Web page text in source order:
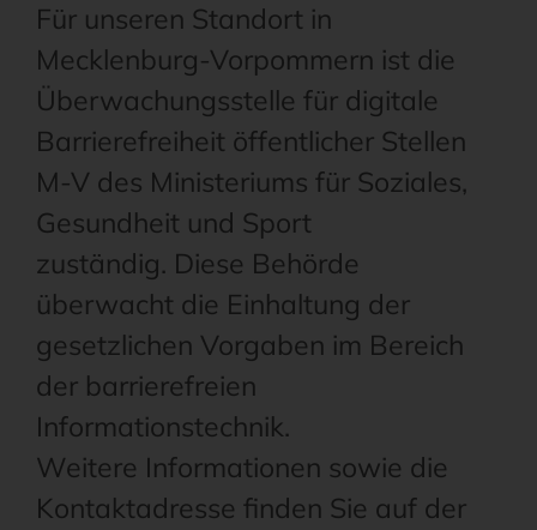
Für unseren Standort in
Mecklenburg-Vorpommern ist die
Überwachungsstelle für digitale
Barrierefreiheit öffentlicher Stellen
M-V des Ministeriums für Soziales,
Gesundheit und Sport
zuständig. Diese Behörde
überwacht die Einhaltung der
gesetzlichen Vorgaben im Bereich
der barrierefreien
Informationstechnik.
Weitere Informationen sowie die
Kontaktadresse finden Sie auf der